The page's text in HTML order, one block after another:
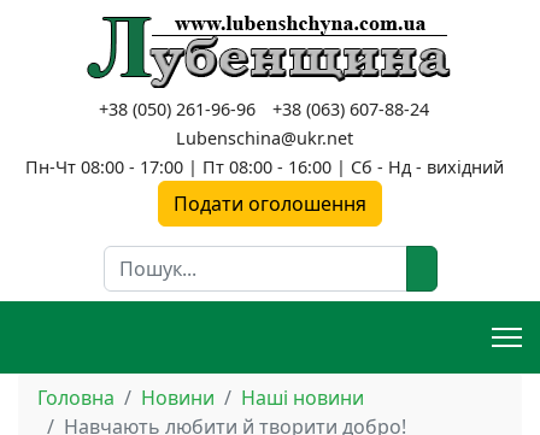
+38 (050) 261-96-96
+38 (063) 607-88-24
Lubenschina@ukr.net
Пн-Чт 08:00 - 17:00 | Пт 08:00 - 16:00 | Сб - Нд - вихідний
Подати оголошення
Пошук
Головна Новини
Наші новини
Навчають любити й творити добро!